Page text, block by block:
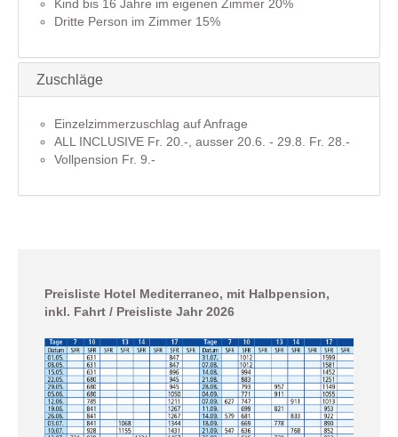
Kind bis 16 Jahre im eigenen Zimmer 20%
Dritte Person im Zimmer 15%
Zuschläge
Einzelzimmerzuschlag auf Anfrage
ALL INCLUSIVE Fr. 20.-, ausser 20.6. - 29.8. Fr. 28.-
Vollpension Fr. 9.-
Preisliste Hotel Mediterraneo, mit Halbpension,
inkl. Fahrt / Preisliste Jahr 2026